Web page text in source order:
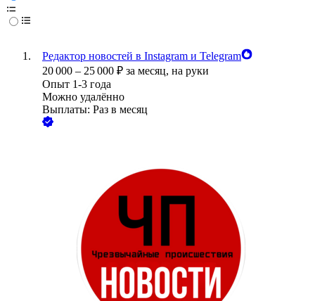
Редактор новостей в Instagram и Telegram
20 000 – 25 000 ₽ за месяц, на руки
Опыт 1-3 года
Можно удалённо
Выплаты: Раз в месяц